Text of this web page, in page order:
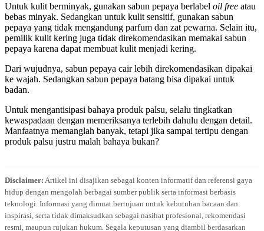
Untuk kulit berminyak, gunakan sabun pepaya berlabel oil free atau
bebas minyak. Sedangkan untuk kulit sensitif, gunakan sabun
pepaya yang tidak mengandung parfum dan zat pewarna. Selain itu,
pemilik kulit kering juga tidak direkomendasikan memakai sabun
pepaya karena dapat membuat kulit menjadi kering.
Dari wujudnya, sabun pepaya cair lebih direkomendasikan dipakai
ke wajah. Sedangkan sabun pepaya batang bisa dipakai untuk
badan.
Untuk mengantisipasi bahaya produk palsu, selalu tingkatkan
kewaspadaan dengan memeriksanya terlebih dahulu dengan detail.
Manfaatnya memanglah banyak, tetapi jika sampai tertipu dengan
produk palsu justru malah bahaya bukan?
Disclaimer: Artikel ini disajikan sebagai konten informatif dan referensi gaya
hidup dengan mengolah berbagai sumber publik serta informasi berbasis
teknologi. Informasi yang dimuat bertujuan untuk kebutuhan bacaan dan
inspirasi, serta tidak dimaksudkan sebagai nasihat profesional, rekomendasi
resmi, maupun rujukan hukum. Segala keputusan yang diambil berdasarkan